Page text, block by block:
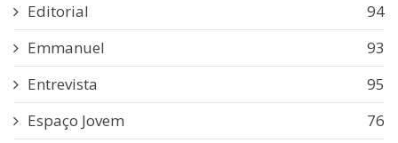
Editorial
94
Emmanuel
93
Entrevista
95
Espaço Jovem
76